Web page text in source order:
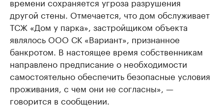
другой стены. Отмечается, что дом обслуживает
ТСЖ «Дом у парка», застройщиком объекта
являлось ООО СК «Вариант», признанное
банкротом. В настоящее время собственникам
направлено предписание о необходимости
самостоятельно обеспечить безопасные условия
проживания, с чем они не согласны», —
говорится в сообщении.